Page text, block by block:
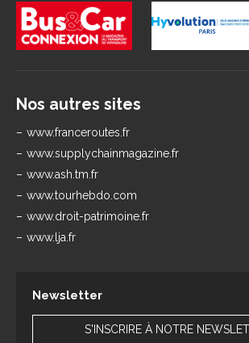
Nos autres sites
www.franceroutes.fr
www.supplychainmagazine.fr
www.ash.tm.fr
www.tourhebdo.com
www.droit-patrimoine.fr
www.lja.fr
Newsletter
S'INSCRIRE À NOTRE